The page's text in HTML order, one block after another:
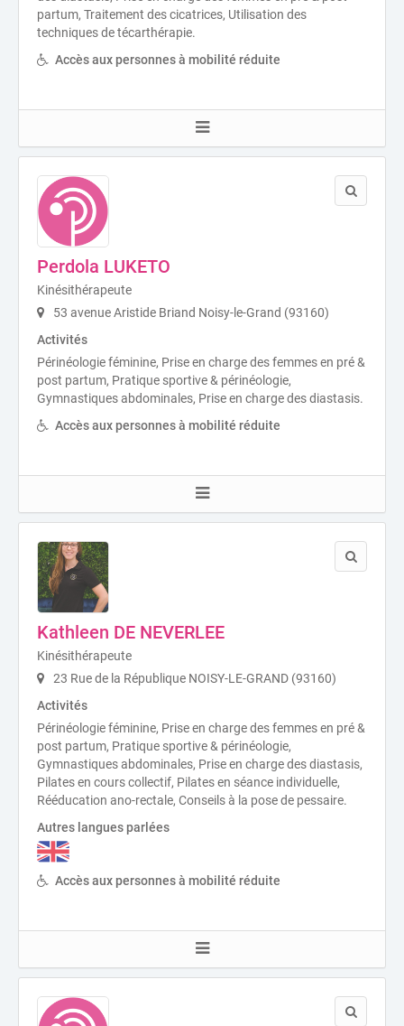
partum, Traitement des cicatrices, Utilisation des
techniques de técarthérapie.
Accès aux personnes à mobilité réduite
Perdola LUKETO
Kinésithérapeute
53 avenue Aristide Briand Noisy-le-Grand (93160)
Activités
Périnéologie féminine, Prise en charge des femmes en pré &
post partum, Pratique sportive & périnéologie,
Gymnastiques abdominales, Prise en charge des diastasis.
Accès aux personnes à mobilité réduite
Kathleen DE NEVERLEE
Kinésithérapeute
23 Rue de la République NOISY-LE-GRAND (93160)
Activités
Périnéologie féminine, Prise en charge des femmes en pré &
post partum, Pratique sportive & périnéologie,
Gymnastiques abdominales, Prise en charge des diastasis,
Pilates en cours collectif, Pilates en séance individuelle,
Rééducation ano-rectale, Conseils à la pose de pessaire.
Autres langues parlées
Accès aux personnes à mobilité réduite